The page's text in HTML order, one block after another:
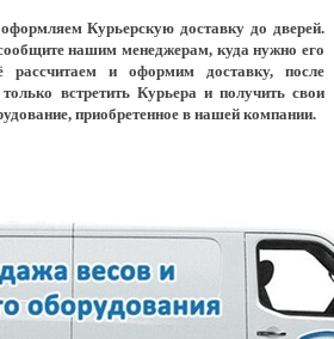
Курьерскую доставку до дверей.
нашим менеджерам, куда нужно его
и оформим доставку, после
встретить Курьера и получить свои
приобретенное в нашей компании.